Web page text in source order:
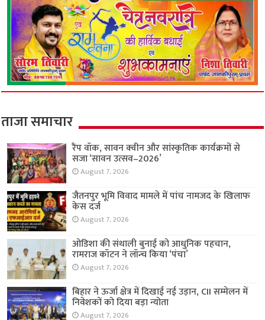
ताजा समाचार
रैंप वॉक, सावन क्वीन और सांस्कृतिक कार्यक्रमों से
सजा ‘सावन उत्सव–2026’
August 7, 2026
जैतनपुर भूमि विवाद मामले में पांच नामजद के खिलाफ
केस दर्ज
August 7, 2026
ओडिशा की संथाली बुनाई को आधुनिक पहचान,
रामराज कॉटन ने लॉन्च किया ‘पंचा’
August 7, 2026
बिहार ने ऊर्जा क्षेत्र में दिखाई नई उड़ान, CII सम्मेलन में
निवेशकों को दिया बड़ा न्योता
August 7, 2026